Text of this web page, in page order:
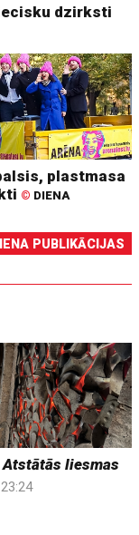
dzirksti
plastmasa
© DIENA
PUBLIKĀCIJAS
Atstātās liesmas